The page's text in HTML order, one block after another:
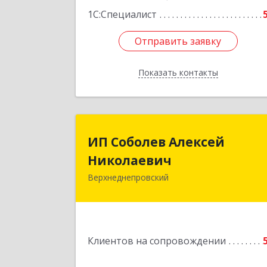
1С:Специалист
Отправить заявку
Показать контакты
Отправить заявку
Назад
ИП Соболев Алексей
Николаевич
Верхнеднепровский
Клиентов на сопровождении
ИП Соболев Алексей
Николаевич